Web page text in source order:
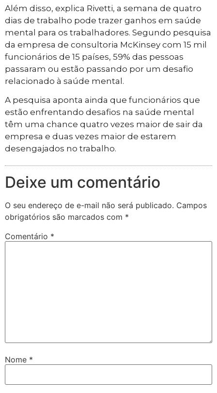
Além disso, explica Rivetti, a semana de quatro
dias de trabalho pode trazer ganhos em saúde
mental para os trabalhadores. Segundo pesquisa
da empresa de consultoria McKinsey com 15 mil
funcionários de 15 países, 59% das pessoas
passaram ou estão passando por um desafio
relacionado à saúde mental.
A pesquisa aponta ainda que funcionários que
estão enfrentando desafios na saúde mental
têm uma chance quatro vezes maior de sair da
empresa e duas vezes maior de estarem
desengajados no trabalho.
Deixe um comentário
O seu endereço de e-mail não será publicado. Campos
obrigatórios são marcados com *
Comentário *
Nome *